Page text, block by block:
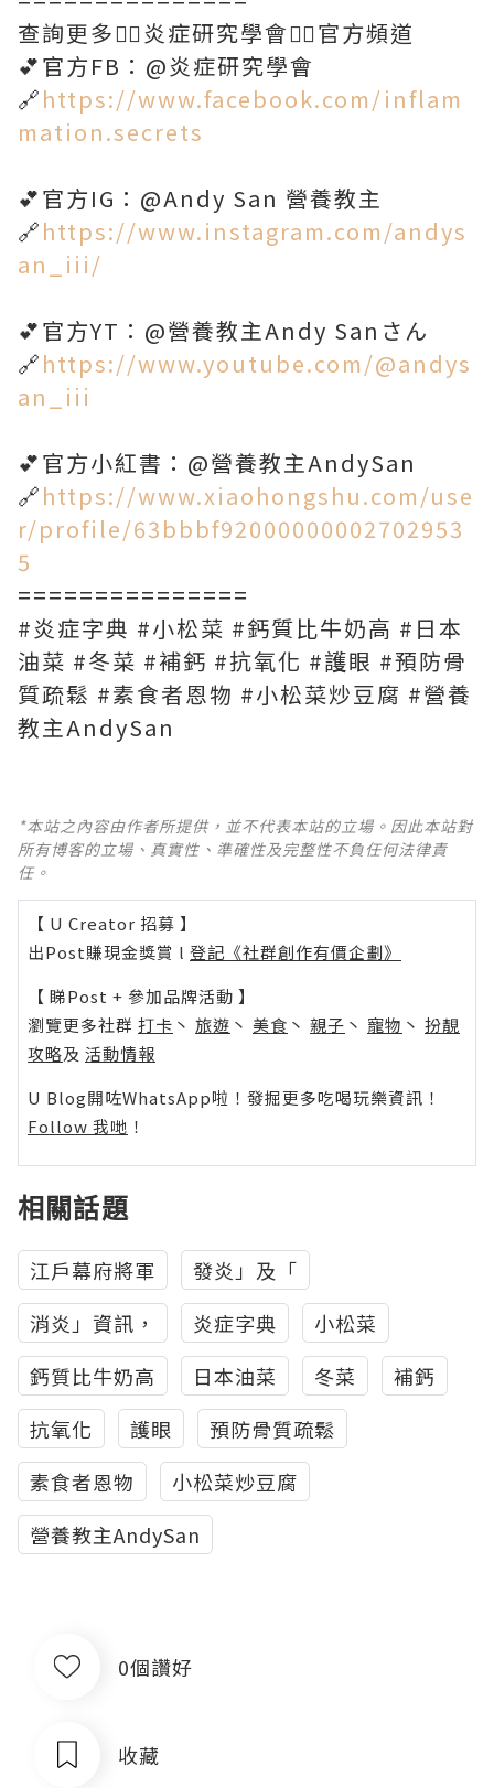
查詢更多👇🏻炎症研究學會👇🏻官方頻道
💕官方FB：@炎症研究學會
🔗https://www.facebook.com/inflam
mation.secrets
💕官方IG：@Andy San 營養教主
🔗https://www.instagram.com/andys
an_iii/
💕官方YT：@營養教主Andy Sanさん
🔗https://www.youtube.com/@andys
an_iii
💕官方小紅書：@營養教主AndySan
🔗https://www.xiaohongshu.com/use
r/profile/63bbbf92000000002702953
5
===============
#炎症字典 #小松菜 #鈣質比牛奶高 #日本
油菜 #冬菜 #補鈣 #抗氧化 #護眼 #預防骨
質疏鬆 #素食者恩物 #小松菜炒豆腐 #營養
教主AndySan
*本站之內容由作者所提供，並不代表本站的立場。因此本站對
所有博客的立場、真實性、準確性及完整性不負任何法律責
任。
【 U Creator 招募 】
出Post賺現金獎賞 l 登記《社群創作有價企劃》
【 睇Post + 參加品牌活動 】
瀏覽更多社群 打卡 丶 旅遊 丶 美食 丶 親子 丶 寵物 丶 扮靚
攻略及 活動情報
U Blog開咗WhatsApp啦！發掘更多吃喝玩樂資訊！
Follow 我哋 ！
相關話題
江戶幕府將軍
發炎」及「
消炎」資訊，
炎症字典
小松菜
鈣質比牛奶高
日本油菜 冬菜
補鈣
抗氧化
護眼
預防骨質疏鬆
素食者恩物
小松菜炒豆腐
營養教主AndySan
0個讚好
收藏